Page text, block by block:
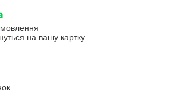
на вашу картку